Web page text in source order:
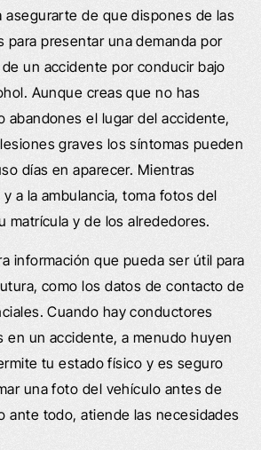
asegurarte de que dispones de las
para presentar una demanda por
un accidente por conducir bajo
Aunque creas que no has
abandones el lugar del accidente,
graves los síntomas pueden
días en aparecer. Mientras
a la ambulancia, toma fotos del
matrícula y de los alrededores.
información que pueda ser útil para
como los datos de contacto de
Cuando hay conductores
en un accidente, a menudo huyen
tu estado físico y es seguro
una foto del vehículo antes de
ante todo, atiende las necesidades